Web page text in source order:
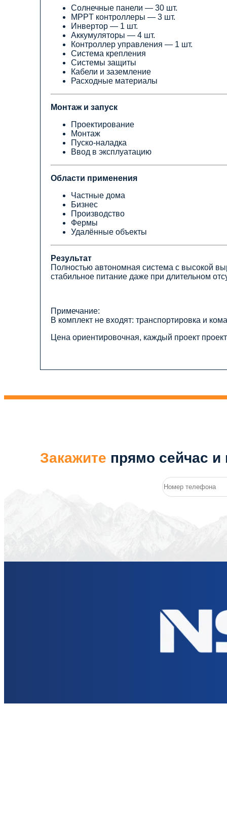
Солнечные панели — 30 шт.
MPPT контроллеры — 3 шт.
Инвертор — 1 шт.
Аккумуляторы — 4 шт.
Контроллер управления — 1 шт.
Система крепления
Системы защиты
Кабели и заземление
Расходные материалы
Монтаж и запуск
Проектирование
Монтаж
Пуско-наладка
Ввод в эксплуатацию
Области применения
Частные дома
Бизнес
Производство
Фермы
Удалённые объекты
Результат
Полностью автономная система с высокой
стабильное питание даже при длительном
Примечание:
В комплект не входят: транспортировка и
Цена ориентировочная, каждый проект
Закажите прямо сейчас и